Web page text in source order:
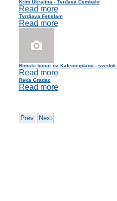
Krim Ukrajina - Tvrđava Čembalo
Read more
Tvrdjava Fetislam
Read more
Rimski bunar na Kalemegdanu -
Read more
Reka Gradac
Read more
Prev Next